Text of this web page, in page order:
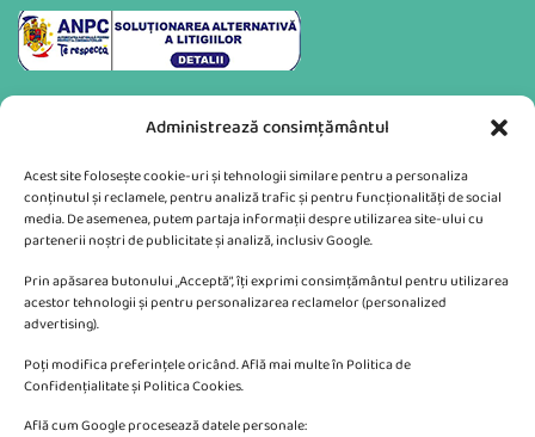
Administrează consimțământul
Acest site folosește cookie-uri și tehnologii similare pentru a personaliza
conținutul și reclamele, pentru analiză trafic și pentru funcționalități de social
media. De asemenea, putem partaja informații despre utilizarea site-ului cu
partenerii noștri de publicitate și analiză, inclusiv Google.
Prin apăsarea butonului „Acceptă”, îți exprimi consimțământul pentru utilizarea
acestor tehnologii și pentru personalizarea reclamelor (personalized
advertising).
Poți modifica preferințele oricând. Află mai multe în Politica de
Confidențialitate și Politica Cookies.
Află cum Google procesează datele personale:
Va putem sprijini si prin: